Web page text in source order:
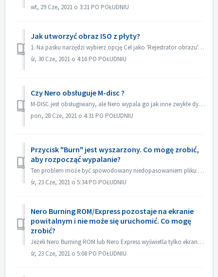
wt, 29 Cze, 2021 o 3:21 PO POŁUDNIU
Jak utworzyć obraz ISO z płyty?
1. Na pasku narzędzi wybierz opcję Cel jako 'Rejestrator obrazu'. 2. Włóż dysk źródłowy do napędu. Kliknij przycisk Kopiuj na pasku narzędzi. 3. ...
śr, 30 Cze, 2021 o 4:16 PO POŁUDNIU
Czy Nero obsługuje M-disc ?
M-DISC jest obsługiwany, ale Nero wypala go jak inne zwykłe dyski. Nie ma żadnego specjalnego traktowania w tym zakresie.
pon, 28 Cze, 2021 o 4:31 PO POŁUDNIU
Przycisk "Burn" jest wyszarzony. Co mogę zrobić,
aby rozpocząć wypalanie?
Ten problem może być spowodowany niedopasowaniem pliku projektu do Twojego typu projektu. Proszę wypróbować inne typy projektów, aby sprawdzić, czy nie ma p...
śr, 23 Cze, 2021 o 5:34 PO POŁUDNIU
Nero Burning ROM/Express pozostaje na ekranie
powitalnym i nie może się uruchomić. Co mogę
zrobić?
Jeżeli Nero Burning ROM lub Nero Express wyświetla tylko ekran powitalny, ale nie ma okna aplikacji, sprawdź, czy na komputerze nie działa żaden napęd dysko...
śr, 23 Cze, 2021 o 5:08 PO POŁUDNIU